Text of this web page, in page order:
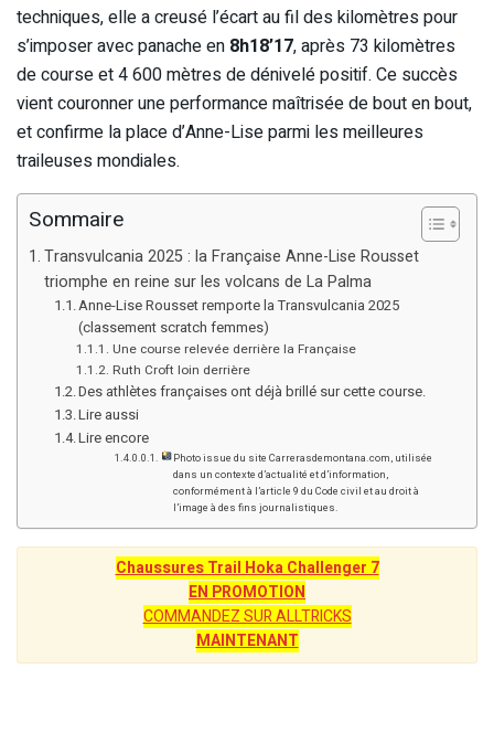
techniques, elle a creusé l’écart au fil des kilomètres pour
s’imposer avec panache en 8h18’17, après 73 kilomètres
de course et 4 600 mètres de dénivelé positif. Ce succès
vient couronner une performance maîtrisée de bout en bout,
et confirme la place d’Anne-Lise parmi les meilleures
traileuses mondiales.
Sommaire
Transvulcania 2025 : la Française Anne-Lise Rousset
triomphe en reine sur les volcans de La Palma
Anne-Lise Rousset remporte la Transvulcania 2025
(classement scratch femmes)
Une course relevée derrière la Française
Ruth Croft loin derrière
Des athlètes françaises ont déjà brillé sur cette course.
Lire aussi
Lire encore
Photo issue du site Carrerasdemontana.com, utilisée
dans un contexte d’actualité et d’information,
conformément à l’article 9 du Code civil et au droit à
l’image à des fins journalistiques.
Chaussures Trail Hoka Challenger 7
EN PROMOTION
COMMANDEZ SUR ALLTRICKS
MAINTENANT